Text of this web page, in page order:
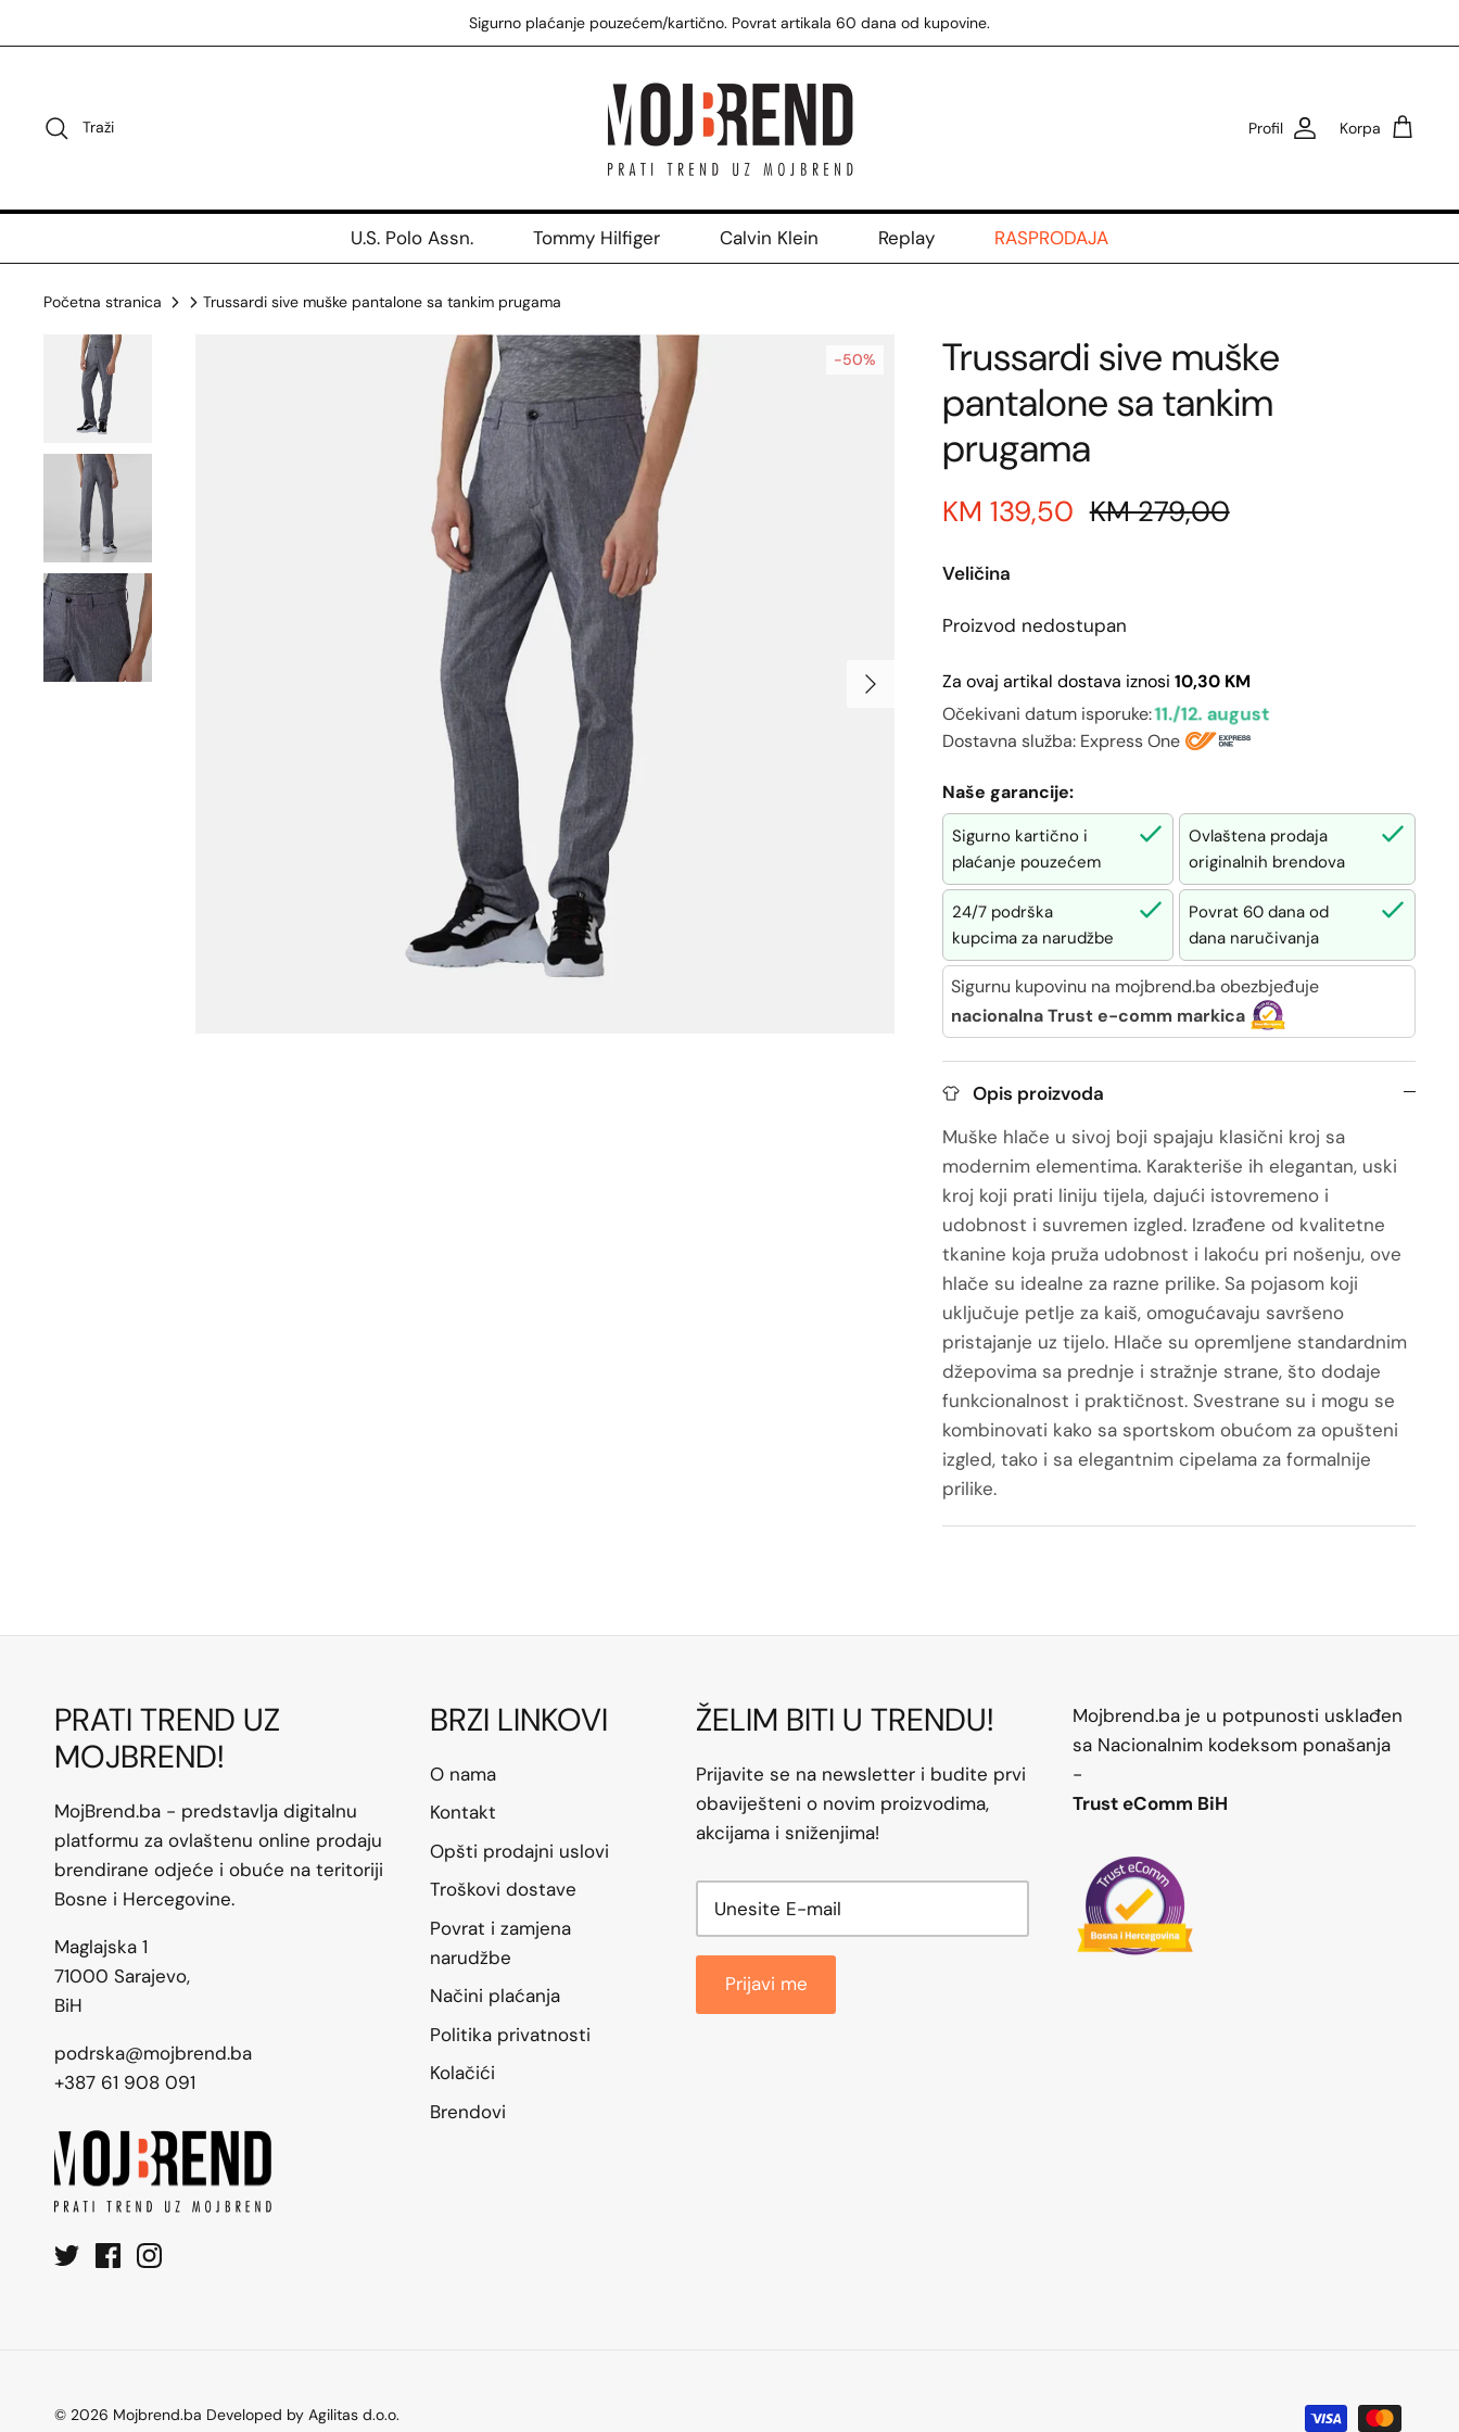
na
Sigurno plaćanje pouzećem/kartično. Povrat artikala 60 dana od kupovine.
Traži Profil Korpa
U.S. Polo Assn. Tommy Hilfiger Calvin Klein Replay RASPRODAJA
Početna stranica Trussardi sive muške pantalone sa tankim prugama
-50%
Trussardi sive muške
pantalone sa tankim
prugama
KM 139,50 KM 279,00
Veličina
Proizvod nedostupan
Za ovaj artikal dostava iznosi 10,30 KM
Očekivani datum isporuke:11./12. august
Dostavna služba: Express One
Naše garancije:
Sigurno kartično i
plaćanje pouzećem
Ovlaštena prodaja
originalnih brendova
24/7 podrška
kupcima za narudžbe
Povrat 60 dana od
dana naručivanja
Sigurnu kupovinu na mojbrend.ba obezbjeđuje
nacionalna Trust e-comm markica
Opis proizvoda
Muške hlače u sivoj boji spajaju klasični kroj sa
modernim elementima. Karakteriše ih elegantan, uski
kroj koji prati liniju tijela, dajući istovremeno i
udobnost i suvremen izgled. Izrađene od kvalitetne
tkanine koja pruža udobnost i lakoću pri nošenju, ove
hlače su idealne za razne prilike. Sa pojasom koji
uključuje petlje za kaiš, omogućavaju savršeno
pristajanje uz tijelo. Hlače su opremljene standardnim
džepovima sa prednje i stražnje strane, što dodaje
funkcionalnost i praktičnost. Svestrane su i mogu se
kombinovati kako sa sportskom obućom za opušteni
izgled, tako i sa elegantnim cipelama za formalnije
prilike.
PRATI TREND UZ
MOJBREND!
MojBrend.ba - predstavlja digitalnu
platformu za ovlaštenu online prodaju
brendirane odjeće i obuće na teritoriji
Bosne i Hercegovine.
Maglajska 1
71000 Sarajevo,
BiH
podrska@mojbrend.ba
+387 61 908 091
BRZI LINKOVI
O nama
Kontakt
Opšti prodajni uslovi
Troškovi dostave
Povrat i zamjena
narudžbe
Načini plaćanja
Politika privatnosti
Kolačići
Brendovi
ŽELIM BITI U TRENDU!
Prijavite se na newsletter i budite prvi
obaviješteni o novim proizvodima,
akcijama i sniženjima!
Prijavi me
Mojbrend.ba je u potpunosti usklađen
sa Nacionalnim kodeksom ponašanja
-
Trust eComm BiH
© 2026 Mojbrend.ba Developed by Agilitas d.o.o.